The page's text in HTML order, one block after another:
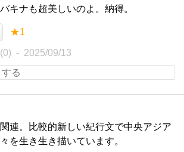
キナも超美しいのよ。納得。
★1
2025/09/13
連。比較的新しい紀行文で中央アジア
を生き生き描いています。